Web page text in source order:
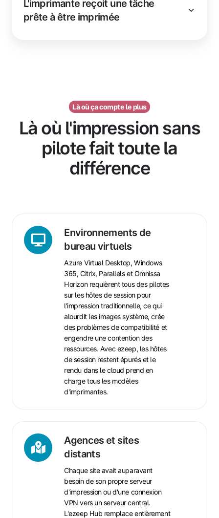
L'imprimante reçoit une tâche
prête à être imprimée
Là où ça compte le plus
Là où l'impression sans
pilote fait toute la
différence
Environnements de
bureau virtuels
Azure Virtual Desktop, Windows
365, Citrix, Parallels et Omnissa
Horizon requièrent tous des pilotes
sur les hôtes de session pour
l'impression traditionnelle, ce qui
alourdit les images système, crée
des problèmes de compatibilité et
engendre une contention des
ressources. Avec ezeep, les hôtes
de session restent épurés et le
rendu dans le cloud prend en
charge tous les modèles
d'imprimantes.
bureau
virtuels
Agences et sites
distants
Chaque site avait auparavant
besoin de son propre serveur
d'impression ou d'une connexion
VPN vers un serveur central.
L'ezeep Hub remplace entièrement
sites
distants